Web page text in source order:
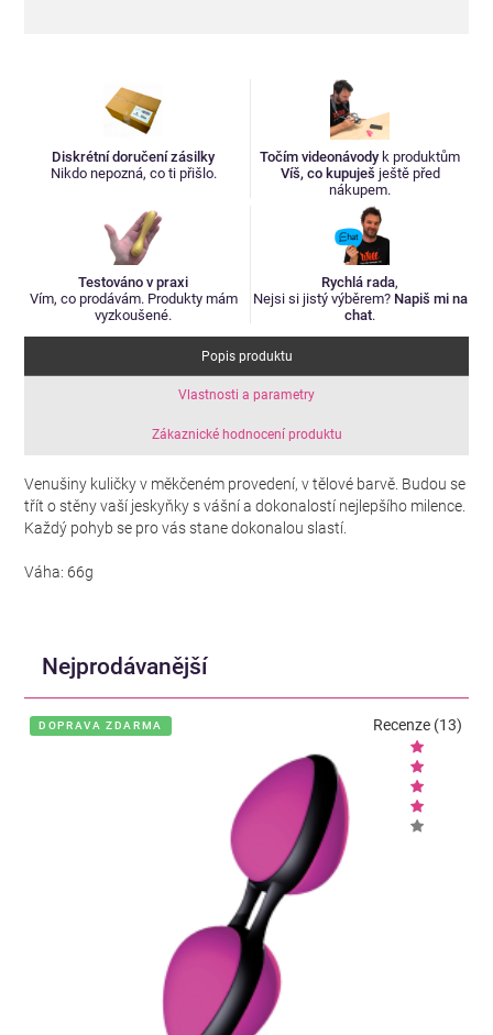
Diskrétní doručení zásilky
Nikdo nepozná, co ti přišlo.
Točím videonávody k produktům
Víš, co kupuješ ještě před
nákupem.
Testováno v praxi
Vím, co prodávám. Produkty mám
vyzkoušené.
Rychlá rada,
Nejsi si jistý výběrem? Napiš mi na
chat.
Popis produktu
Vlastnosti a parametry
Zákaznické hodnocení produktu
Venušiny kuličky v měkčeném provedení, v tělové barvě. Budou se
třít o stěny vaší jeskyňky s vášní a dokonalostí nejlepšího milence.
Každý pohyb se pro vás stane dokonalou slastí.
Váha: 66g
Nejprodávanější
DOPRAVA ZDARMA Recenze (13)